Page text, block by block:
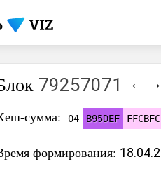
79257071 ←
сумма:
04 B95DEF FFCBFC
формирования: